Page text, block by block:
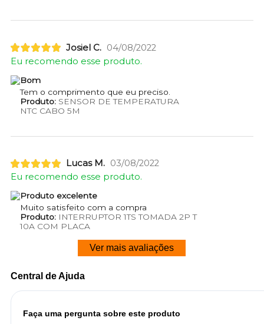
Josiel C. 04/08/2022
Eu recomendo esse produto.
Bom
Tem o comprimento que eu preciso.
Produto:SENSOR DE TEMPERATURA
NTC CABO 5M
Lucas M. 03/08/2022
Eu recomendo esse produto.
Produto excelente
Muito satisfeito com a compra
Produto:INTERRUPTOR 1TS TOMADA 2P T
10A COM PLACA
Ver mais avaliações
Central de Ajuda
Faça uma pergunta sobre este produto